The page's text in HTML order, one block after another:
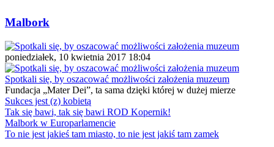
Malbork
poniedziałek, 10 kwietnia 2017 18:04
Spotkali się, by oszacować możliwości założenia muzeum
Fundacja „Mater Dei”, ta sama dzięki której w dużej mierze
Sukces jest (z) kobietą
Tak się bawi, tak się bawi ROD Kopernik!
Malbork w Europarlamencie
To nie jest jakieś tam miasto, to nie jest jakiś tam zamek